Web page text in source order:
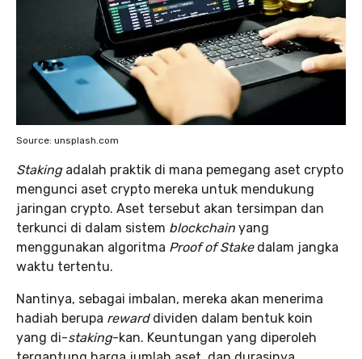
Source: unsplash.com
Stakingadalah praktik di mana pemegang aset crypto
mengunci aset crypto mereka untuk mendukung
jaringan crypto. Aset tersebut akan tersimpan dan
terkunci di dalam sistem blockchain yang
menggunakan algoritma Proof of Stakedalam jangka
waktu tertentu.
Nantinya, sebagai imbalan, mereka akan menerima
hadiah berupa rewarddividen dalam bentuk koin
yang di-staking-kan. Keuntungan yang diperoleh